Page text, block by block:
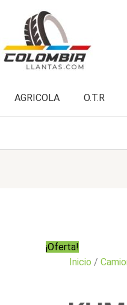
AGRICOLA O.T.R
¡Oferta!
Inicio /
$1.103.000.